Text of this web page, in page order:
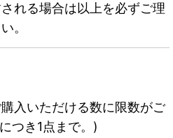
れる場合は以上を必ずご理
。
入いただける数に限数がご
つき1点まで。)